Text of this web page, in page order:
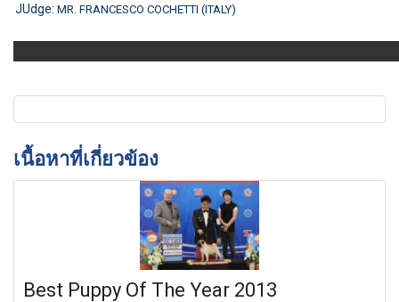
JUdge: MR. FRANCESCO COCHETTI (ITALY)
เนื้อหาที่เกี่ยวข้อง
Best Puppy Of The Year 2013